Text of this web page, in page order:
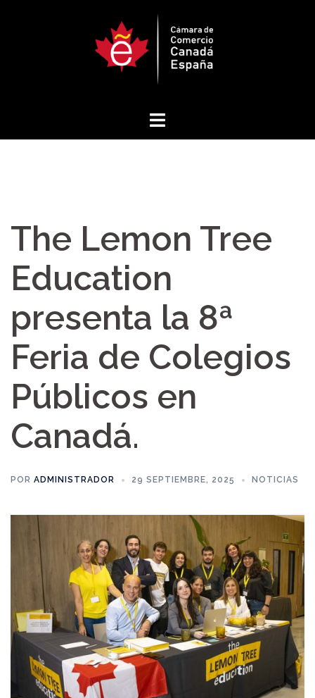
The Lemon Tree
Education
presenta la 8ª
Feria de Colegios
Públicos en
Canadá.
POR ADMINISTRADOR 29 SEPTIEMBRE, 2025 NOTICIAS